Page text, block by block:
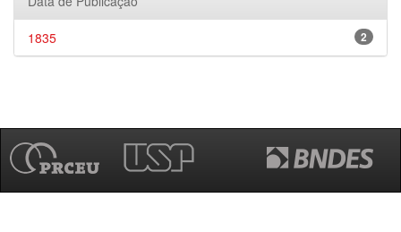
2
1835